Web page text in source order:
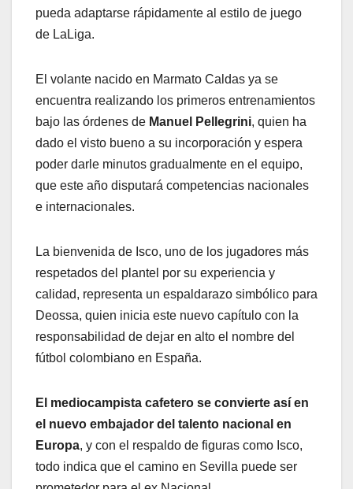
pueda adaptarse rápidamente al estilo de juego
de LaLiga.
El volante nacido en Marmato Caldas ya se
encuentra realizando los primeros entrenamientos
bajo las órdenes de Manuel Pellegrini, quien ha
dado el visto bueno a su incorporación y espera
poder darle minutos gradualmente en el equipo,
que este año disputará competencias nacionales
e internacionales.
La bienvenida de Isco, uno de los jugadores más
respetados del plantel por su experiencia y
calidad, representa un espaldarazo simbólico para
Deossa, quien inicia este nuevo capítulo con la
responsabilidad de dejar en alto el nombre del
fútbol colombiano en España.
El mediocampista cafetero se convierte así en
el nuevo embajador del talento nacional en
Europa, y con el respaldo de figuras como Isco,
todo indica que el camino en Sevilla puede ser